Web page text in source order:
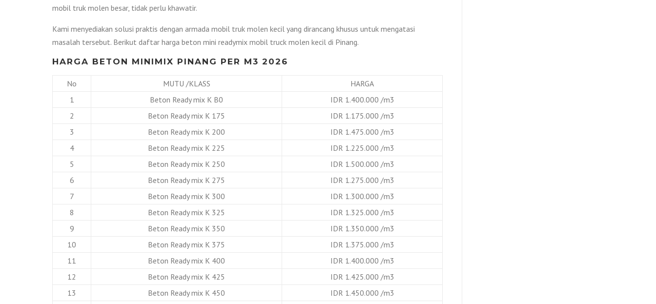
mobil truk molen besar, tidak perlu khawatir.
Kami menyediakan solusi praktis dengan armada mobil truk molen kecil yang dirancang khusus untuk mengatasi
masalah tersebut. Berikut daftar harga beton mini readymix mobil truck molen kecil di Pinang.
HARGA BETON MINIMIX PINANG PER M3 2026
No MUTU /KLASS
HARGA
1
Beton Ready mix K B0
IDR 1.400.000 /m3
2
Beton Ready mix K 175
IDR 1.175.000 /m3
3
Beton Ready mix K 200
IDR 1.475.000 /m3
4
Beton Ready mix K 225
IDR 1.225.000 /m3
5
Beton Ready mix K 250
IDR 1.500.000 /m3
6
Beton Ready mix K 275
IDR 1.275.000 /m3
7
Beton Ready mix K 300
IDR 1.300.000 /m3
8
Beton Ready mix K 325
IDR 1.325.000 /m3
9
Beton Ready mix K 350
IDR 1.350.000 /m3
10
Beton Ready mix K 375
IDR 1.375.000 /m3
11
Beton Ready mix K 400
IDR 1.400.000 /m3
12
Beton Ready mix K 425
IDR 1.425.000 /m3
13
Beton Ready mix K 450
IDR 1.450.000 /m3